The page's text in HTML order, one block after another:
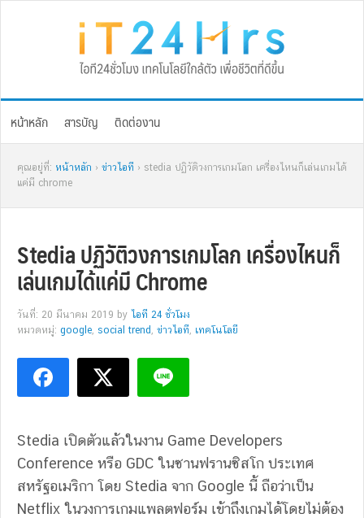
หน้าหลัก สารบัญ ติดต่องาน
คุณอยู่ที่: หน้าหลัก › ข่าวไอที › stedia ปฏิวัติวงการเกมโลก เครื่องไหนก็เล่นเกมได้
แค่มี chrome
Stedia ปฏิวัติวงการเกมโลก เครื่องไหนก็
เล่นเกมได้แค่มี Chrome
วันที่: 20 มีนาคม 2019 by ไอที 24 ชั่วโมง
หมวดหมู่: google, social trend , ข่าวไอที, เทคโนโลยี
Stedia เปิดตัวแล้วในงาน Game Developers
Conference หรือ GDC ในซานฟรานซิสโก ประเทศ
สหรัฐอเมริกา​ โดย Stedia จาก Google นี้ ถือว่าเป็น
Netflix ในวงการเกมแพลตฟอร์ม เข้าถึงเกมได้โดยไม่ต้อง